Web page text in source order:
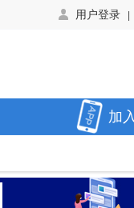
用户登录
加